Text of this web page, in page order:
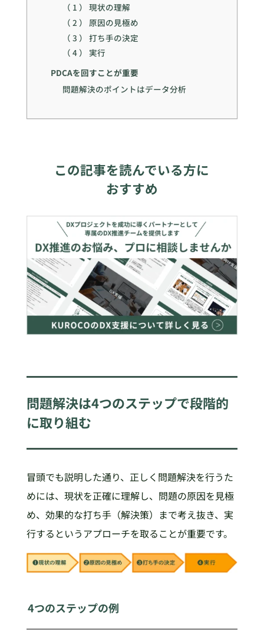
（ 1 ） 現状の理解
（ 2 ） 原因の見極め
（ 3 ） 打ち手の決定
（ 4 ） 実行
PDCAを回すことが重要
問題解決のポイントはデータ分析
この記事を読んでいる方に
おすすめ
問題解決は4つのステップで段階的
に取り組む
冒頭でも説明した通り、正しく問題解決を行うた
めには、現状を正確に理解し、問題の原因を見極
め、効果的な打ち手（解決策）まで考え抜き、実
行するというアプローチを取ることが重要です。
4つのステップの例